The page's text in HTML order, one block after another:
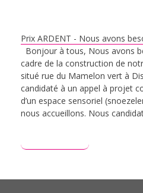
Prix ARDENT - Nous avons
Bonjour à tous, Nous avons
cadre de la construction de
situé rue du Mamelon vert à
candidaté à un appel à projet
d’un espace sensoriel
nous accueillons. Nous